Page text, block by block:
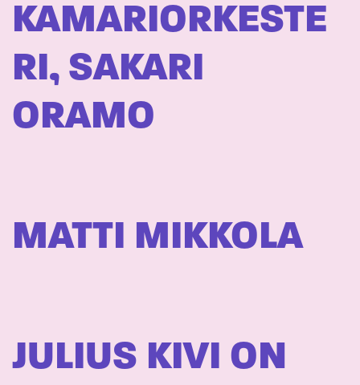
KAMARIORKESTE
RI, SAKARI
ORAMO
MATTI MIKKOLA
JULIUS KIVI ON